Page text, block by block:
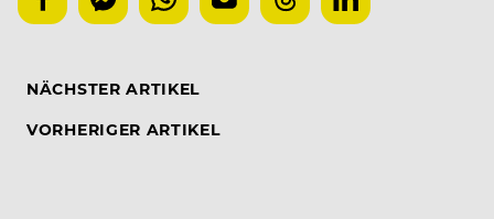
NÄCHSTER ARTIKEL
VORHERIGER ARTIKEL